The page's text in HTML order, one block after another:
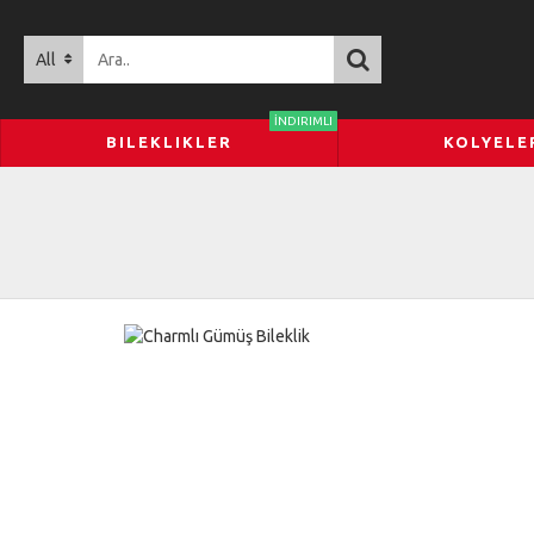
All
BILEKLIKLER
İNDIRIMLI